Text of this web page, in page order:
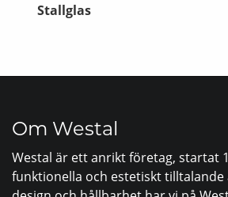
Stallglas
Om Westal
Westal är ett anrikt företag, startat
funktionella och estetiskt